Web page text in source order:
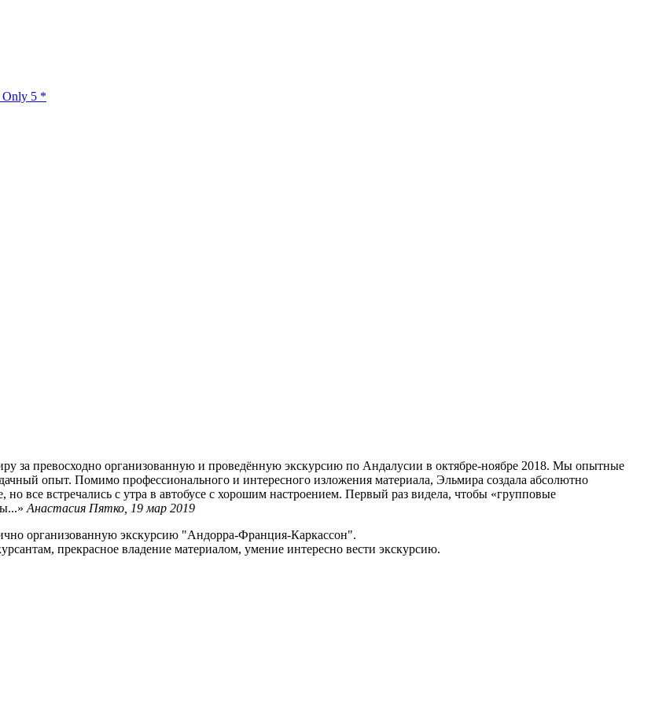
Only 5 *
за превосходно организованную и проведённую экскурсию по Андалусии в октябре-ноябре 2018. Мы опытные
опыт. Помимо профессионального и интересного изложения материала, Эльмира создала абсолютно
все встречались с утра в автобусе с хорошим настроением. Первый раз видела, чтобы «групповые
Анастасия Пятко, 19 мар 2019
организованную экскурсию "Андорра-Франция-Каркассон".
прекрасное владение материалом, умение интересно вести экскурсию.